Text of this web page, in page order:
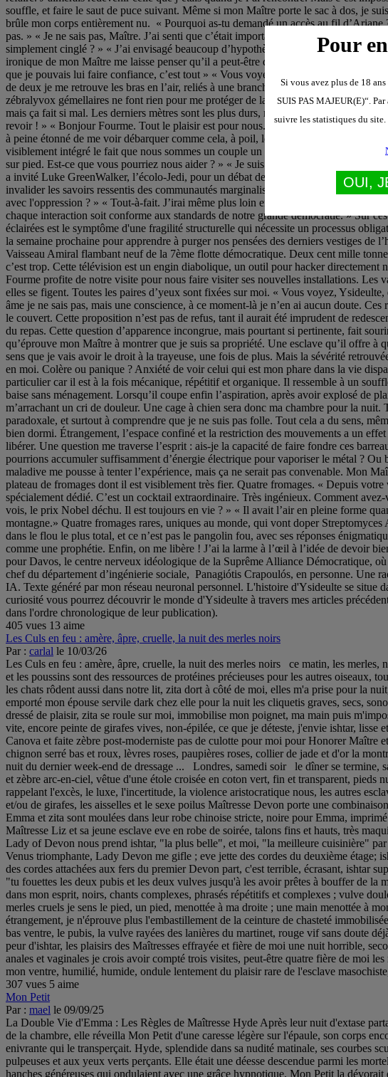
405 vues 13 aime
Les Culs en feu : amère, âpre, cruelle, la nuit des merles noirs
Par : carlal le 10/03/26
Les Culs en feu : amère, âpre, cruelle, la nuit des merles noirs ce matin, les merles,
et les poussins sont des ressources de protéines précieuses pour les autres oiseaux,
les chats rôdent aussi dans notre lit, zita dort à côté de moi, elles m'a prise pour la
emporté mon épouse servile dark chez elle pour la nuit les cliquetis graves, secs,
dressé de plaisir, zita se roule sur moi, immobilise mon poignet, ma main puis
vite, encore peinte de girafes vives, non-épilée, ce que je déteste, j'envie ishtar,
Canova et faite zèbre post-moderniste pas de culotte pour moi pour Honorer
chignon serré bas et roux, lèvres roses, paupières roses, collier de jade et d'or la
nuit du dernier week-end de dressage ... Londres, samedi soir le dîner se termine,
et zèbre arc-en-ciel, vêtue d'une étole croisée en coton vert, fin et transparent,
rappelant l'excès, le luxe, l'incertitude, la violence aristocratique nous, les autres
et/ou de girafes, les aisselles et le sexe poilus Maîtresse Devon porte une
Emma et zita sont moulées dans leur robe chinoise stricte, noire pour Emma,
Maîtresse Liz et sa jeune esclave eve en robe de soirée, talons fins et hauts, très
Lady of Devon nous prend ishtar, "la plus belle", et moi, "la meilleure cuisinière"
Venus triomphante, Lady Devon me gifle ; eve jette des cordes du deuxième étage;
des cordes attachées aux fers du premier Devon part, c'est terrible, écrasant, ishtar
"tu fouettes les deux pubis et les deux vulves jusqu'à les avoir prêtes à bouffer de
dans mon esprit, noirs, chants complexes, phrasés répétitifs et complexes ; vulve
merles cruels je sens le pied, un pied, menottée à ma droite ; une main menottée à
étrangement, je n'éprouve plus l'embastillement de la ceinture de chasteté
bas ventre, le pubis, la vulve rayées des lanières du martinet, rouge vif sans doute
peur d'ishtar, les plaisirs des Maîtresses effrayée et fière de moi une nuit horrible,
anales et vaginales je crois avoir compté trois visites, peut-être quatre fière de moi
mon ventre, humilié, humide, ondule lentement du plaisir rare de l'esclave
307 vues 5 aime
Mon Petit
Par : mael le 09/09/25
La Double Vie d'Emma : Les Règles de Maîtresse Hyde Après leur nuit d'extase
de la chambre, elle réveilla Mon Petit d'une caresse légère sur l'épaule, son corps
enivrante qui le transperçait. Hyde, splendide dans sa nudité matinale, ses courbes
pulpeuses et aux yeux verts perçants. Elle était une déesse descendue parmi les
hanches généreuses qui ondulaient avec une grâce hypnotique. Mon Petit la
Pour
Si vous avez plus de 18
SUIS PAS MAJEUR(E)“.
suivre les statistiques du
OUI,